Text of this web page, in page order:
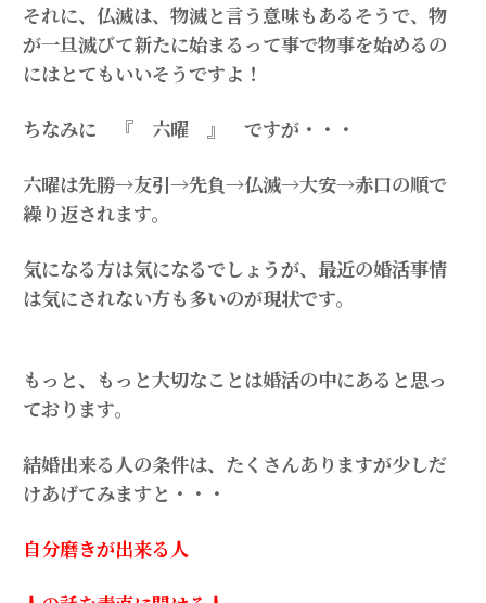
それに、仏滅は、物滅と言う意味もあるそうで、物
が一旦滅びて新たに始まるって事で物事を始めるの
にはとてもいいそうですよ！
ちなみに 『 六曜 』 ですが・・・
六曜は先勝→友引→先負→仏滅→大安→赤口の順で
繰り返されます。
気になる方は気になるでしょうが、最近の婚活事情
は気にされない方も多いのが現状です。
もっと、もっと大切なことは婚活の中にあると思っ
ております。
結婚出来る人の条件は、たくさんありますが少しだ
けあげてみますと・・・
自分磨きが出来る人